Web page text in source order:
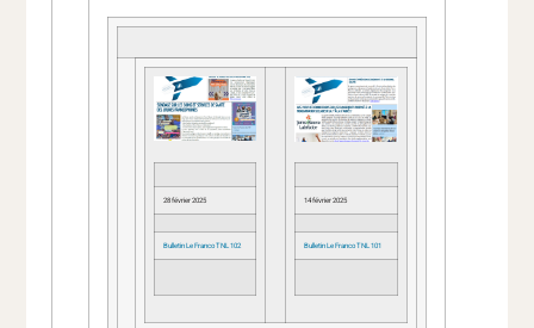
28 février 2025
Bulletin Le Franco TNL 102
14 février 2025
Bulletin Le Franco TNL 101